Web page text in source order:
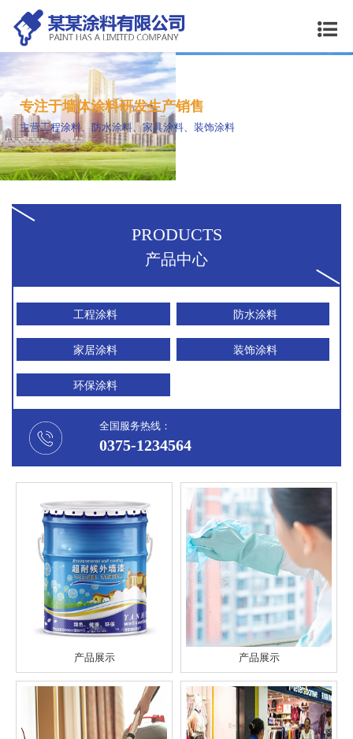
专注于墙体涂料研发生产​销售
主营工程涂料、防水涂料、家具涂料、装饰涂料
PRODUCTS
产品中心
工程涂料 防水涂料
家居涂料 装饰涂料
环保涂料
全国服务热线：
0375-1234564
产品展示 产品展示